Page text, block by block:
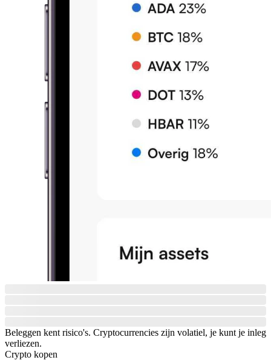
Beleggen kent risico's. Cryptocurrencies zijn volatiel, je kunt je inleg
verliezen.
Crypto kopen